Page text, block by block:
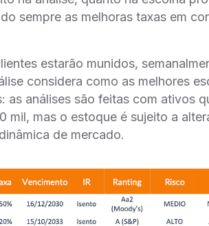
sempre as melhoras taxas em
estarão munidos,
considera como as melhores
análises são feitas com ativos
mil, mas o estoque é sujeito a
de mercado.